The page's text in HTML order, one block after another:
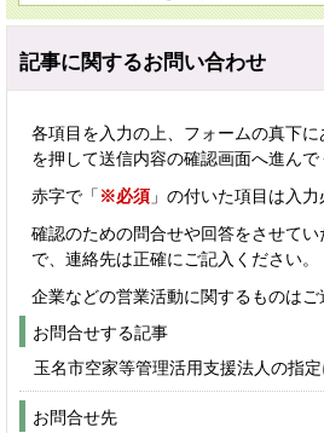
記事に関するお問い合わせ
各項目を入力の上、フォームの真下
を押して送信内容の確認画面へ進んで
赤字で「 ※必須 」の付いた項目は入力
確認のための問合せや回答をさせて
で、連絡先は正確にご記入ください。
企業などの営業活動に関するものはご
お問合せする記事
玉名市空家等管理活用支援法人の指
お問合せ先